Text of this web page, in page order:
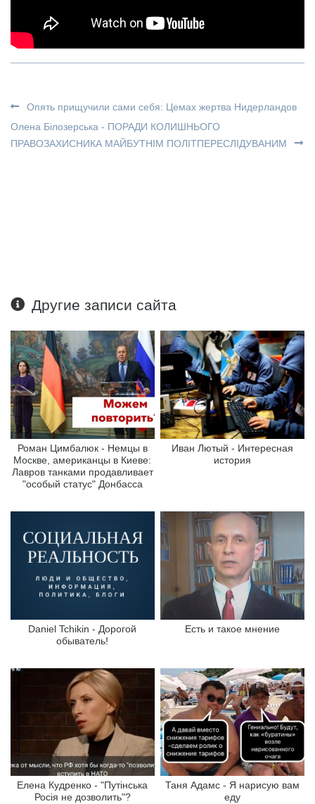
Опять прищучили сами себя: Цемах жертва Нидерландов
Олена Білозерська - ПОРАДИ КОЛИШНЬОГО
ПРАВОЗАХИСНИКА МАЙБУТНІМ ПОЛІТПЕРЕСЛІДУВАНИМ
Другие записи сайта
Роман Цимбалюк - Немцы в
Москве, американцы в Киеве:
Лавров танками продавливает
"особый статус" Донбасса
Иван Лютый - Интересная
история
Daniel Tchikin - Дорогой
обыватель!
Есть и такое мнение
Елена Кудренко - "Путінська
Росія не дозволить"?
Таня Адамс - Я нарисую вам
еду